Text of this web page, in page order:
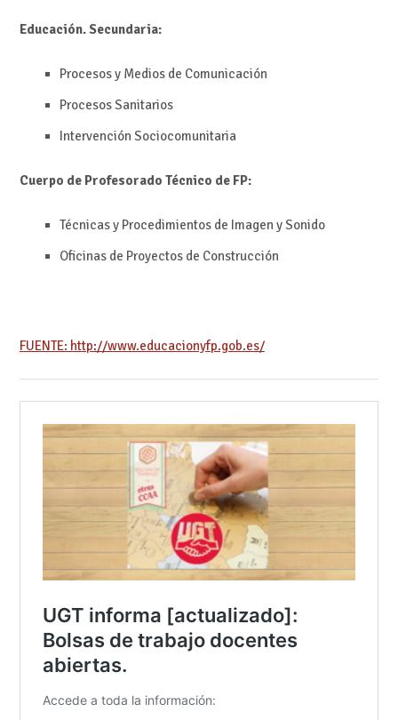
Educación. Secundaria:
Procesos y Medios de Comunicación
Procesos Sanitarios
Intervención Sociocomunitaria
Cuerpo de Profesorado Técnico de FP:
Técnicas y Procedimientos de Imagen y Sonido
Oficinas de Proyectos de Construcción
FUENTE: http://www.educacionyfp.gob.es/